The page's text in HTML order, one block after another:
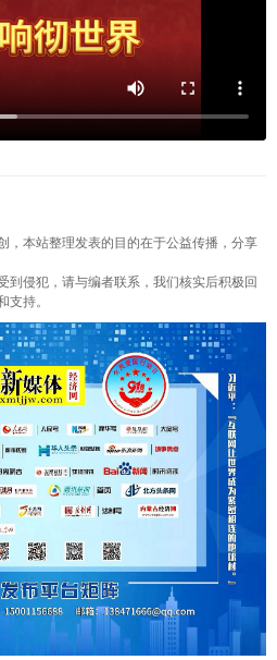
，本站整理发表的目的在于公益传播，分享
到侵犯，请与编者联系，我们核实后积极回
支持。